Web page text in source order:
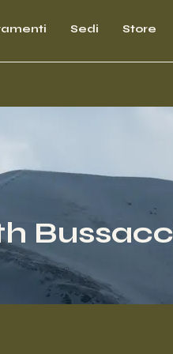
Sedi Store